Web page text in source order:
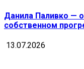
Данила Паливко —
собственном
13.07.2026